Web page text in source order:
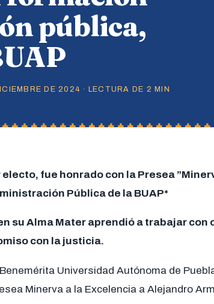
pública,
DE 2024 · LECTURA DE 2 MIN
fue honrado con la Presea
Pública de la BUAP*
su Alma Mater aprendió a trabajar
con la justicia.
Universidad Autónoma de
Minerva a la Excelencia a Alejandro